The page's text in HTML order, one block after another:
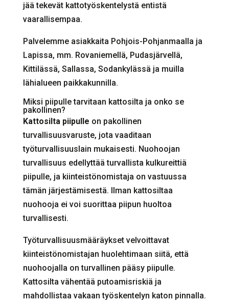
jää tekevät kattotyöskentelystä entistä
vaarallisempaa.
Palvelemme asiakkaita Pohjois-Pohjanmaalla ja
Lapissa, mm. Rovaniemellä, Pudasjärvellä,
Kittilässä, Sallassa, Sodankylässä ja muilla
lähialueen paikkakunnilla.
Miksi piipulle tarvitaan kattosilta ja onko se
pakollinen?
Kattosilta piipulle on pakollinen
turvallisuusvaruste, jota vaaditaan
työturvallisuuslain mukaisesti. Nuohoojan
turvallisuus edellyttää turvallista kulkureittiä
piipulle, ja kiinteistönomistaja on vastuussa
tämän järjestämisestä. Ilman kattosiltaa
nuohooja ei voi suorittaa piipun huoltoa
turvallisesti.
Työturvallisuusmääräykset velvoittavat
kiinteistönomistajan huolehtimaan siitä, että
nuohoojalla on turvallinen pääsy piipulle.
Kattosilta vähentää putoamisriskiä ja
mahdollistaa vakaan työskentelyn katon pinnalla.